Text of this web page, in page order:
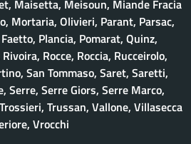
Maisetta, Meisoun, Miande Fracia
Mortaria, Olivieri, Parant, Parsac,
Plancia, Pomarat, Quinz,
Rocce, Roccia, Rucceirolo,
San Tommaso, Saret, Saretti,
Serre, Serre Giors, Serre Marco,
Trussan, Vallone, Villasecca
Vrocchi